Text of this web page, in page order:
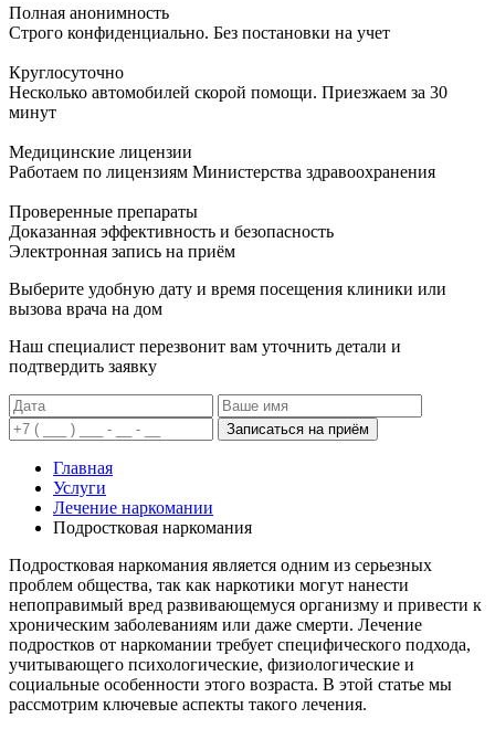
Полная анонимность
Строго конфиденциально. Без постановки на учет
Круглосуточно
Несколько автомобилей скорой помощи. Приезжаем за 30
минут
Медицинские лицензии
Работаем по лицензиям Министерства здравоохранения
Проверенные препараты
Доказанная эффективность и безопасность
Электронная запись на приём
Выберите удобную дату и время посещения клиники или
вызова врача на дом
Наш специалист перезвонит вам уточнить детали и
подтвердить заявку
Записаться на приём
Главная
Услуги
Лечение наркомании
Подростковая наркомания
Подростковая наркомания является одним из серьезных
проблем общества, так как наркотики могут нанести
непоправимый вред развивающемуся организму и привести к
хроническим заболеваниям или даже смерти. Лечение
подростков от наркомании требует специфического подхода,
учитывающего психологические, физиологические и
социальные особенности этого возраста. В этой статье мы
рассмотрим ключевые аспекты такого лечения.